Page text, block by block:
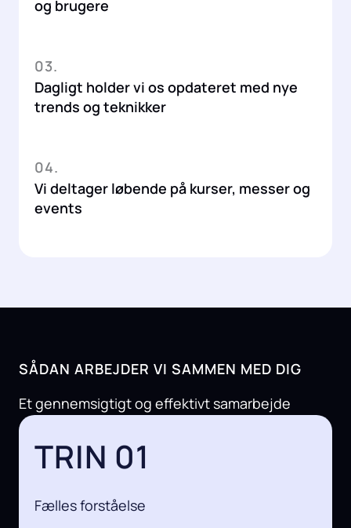
og brugere
03.
Dagligt holder vi os opdateret med nye
trends og teknikker
04.
Vi deltager løbende på kurser, messer og
events
SÅDAN ARBEJDER VI SAMMEN MED DIG
Et gennemsigtigt og effektivt samarbejde
TRIN 01
Fælles forståelse